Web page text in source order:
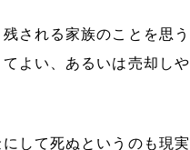
される家族のことを思う
よい、あるいは売却しや
して死ぬというのも現実